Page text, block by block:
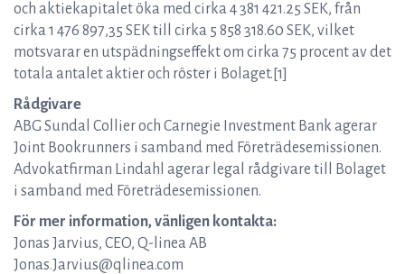
och aktiekapitalet öka med cirka 4 381 421.25 SEK, från
cirka 1 476 897,35 SEK till cirka 5 858 318.60 SEK, vilket
motsvarar en utspädningseffekt om cirka 75 procent av det
totala antalet aktier och röster i Bolaget.[1]
Rådgivare
ABG Sundal Collier och Carnegie Investment Bank agerar
Joint Bookrunners i samband med Företrädesemissionen.
Advokatfirman Lindahl agerar legal rådgivare till Bolaget
i samband med Företrädesemissionen.
För mer information, vänligen kontakta:
Jonas Jarvius, CEO, Q-linea AB
Jonas.Jarvius@qlinea.com